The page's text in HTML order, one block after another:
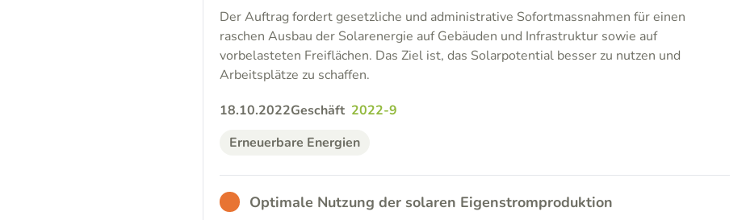
Der Auftrag fordert gesetzliche und administrative Sofortmassnahmen für einen
raschen Ausbau der Solarenergie auf Gebäuden und Infrastruktur sowie auf
vorbelasteten Freiflächen. Das Ziel ist, das Solarpotential besser zu nutzen und
Arbeitsplätze zu schaffen.
18.10.2022Geschäft 2022-9
Erneuerbare Energien
BAD Optimale Nutzung der solaren Eigenstromproduktion